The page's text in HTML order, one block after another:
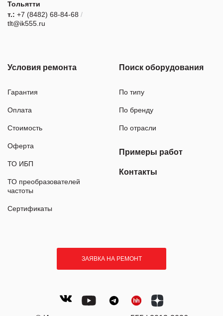
Тольятти
т.: +7 (8482) 68-84-68 /
tlt@ik555.ru
Условия ремонта
Гарантия
Оплата
Стоимость
Оферта
ТО ИБП
ТО преобразователей
частоты
Сертификаты
Поиск оборудования
По типу
По бренду
По отрасли
Примеры работ
Контакты
ЗАЯВКА НА РЕМОНТ